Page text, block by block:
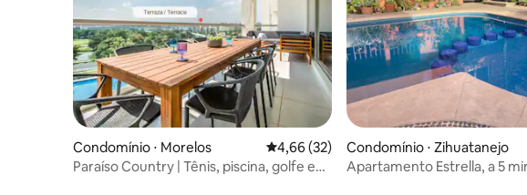
Condomínio ⋅ Morelos 4,66 de uma avaliação média de 5, 32
4,66 (32)
Paraíso Country | Tênis, piscina, golfe e
Condomínio ⋅ Zihuatanejo
Apartamento Estrella, a 5